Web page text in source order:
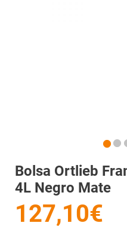
Bolsa Ortlieb
4L Negro Mate
127,10€